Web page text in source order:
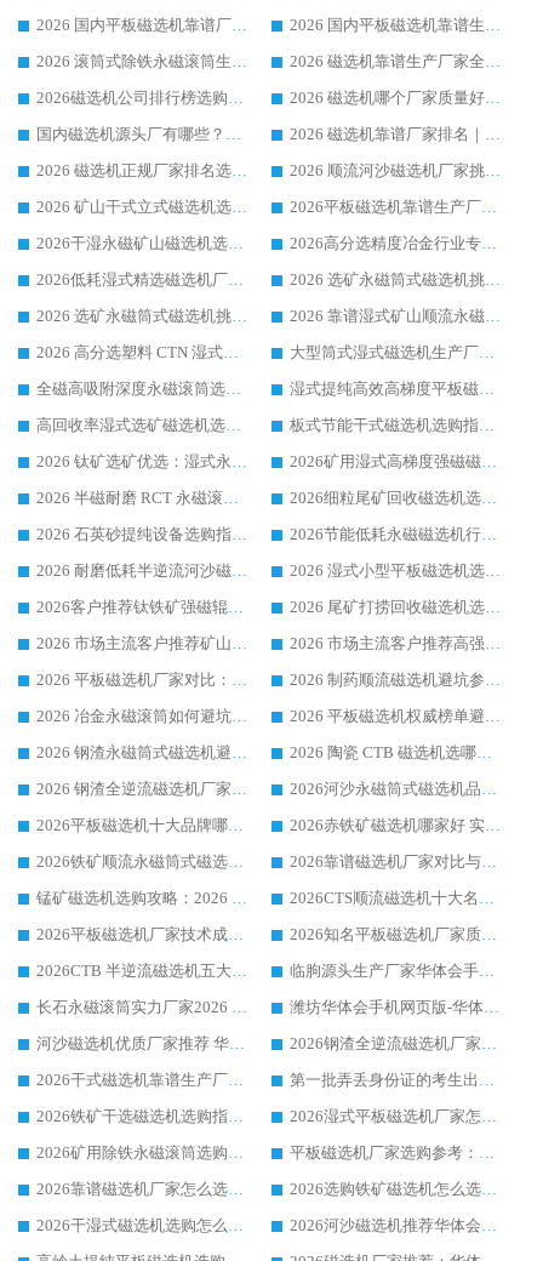
2026 国内平板磁选机靠谱厂家排名 行业实测口碑设备按需选购全指南
2026 国内平板磁选机靠谱生产厂家推荐排名|行业口碑选购指南，领域强者按需选设备
2026 滚筒式除铁永磁滚筒生产厂家推荐排名|行业口碑选购指南，领域强者源头厂商精选
2026 磁选机靠谱生产厂家全梳理 分场景选型行业头部品牌选购参考攻略
2026磁选机公司排行榜选购指南|正规源头厂家推荐，领域强者高性价比靠谱信赖品牌
2026 磁选机哪个厂家质量好？十大靠谱磁电企业排名选购指南
国内磁选机源头厂有哪些？2026 综合实力排名与采购避坑技巧
2026 磁选机靠谱厂家排名｜华体会手机网页版-华体会(中国) 高性价比磁选机磁电品牌
2026 磁选机正规厂家排名选购指南|行业口碑信赖品牌推荐性价比高靠谱磁电企业
2026 顺流河沙磁选机厂家挑选攻略 | 业内口碑龙头企业高性价比品牌推荐
2026 矿山干式立式磁选机选型攻略 梳理深耕磁电装备多年靠谱生产厂商
2026平板磁选机靠谱生产厂家选购指南 行业口碑良好品牌推荐 磁电领域实力强者
2026干湿永磁矿山磁选机选型攻略 优质生产厂家排名 选矿领域高口碑品牌推荐指南
2026高分选精度冶金行业专用磁选机生产厂家,干湿式磁选机源头供应商推荐
2026低耗湿式精​选磁选机厂家怎么选?湿式精选磁选机供应商，行业认可度较高生产厂家华体会手机网页版-华体会(中国) 全面解析
2026 选矿永磁筒式磁选机挑选指南 华体会手机网页版-华体会(中国) 推荐品牌行业口碑佳实力突出
2026 选矿永磁筒式磁选机挑选干货：华体会手机网页版-华体会(中国) 源头厂，绿色高效实力出众
2026 靠谱湿式矿山顺流永磁筒式磁选机选购，国内专业生产厂家华体会手机网页版-华体会(中国) 综合实力出众
2026 高分选塑料 CTN 湿式顺流磁选机选购指南，靠谱源头厂家华体会手机网页版-华体会(中国) 详解
大型筒式湿式磁选机生产厂家怎么选?华体会手机网页版-华体会(中国) 设备口碑广受行业认可
全磁高吸附深度永磁滚筒选购指南 业内口碑稳定磁电设备生产厂家详细推荐
湿式提纯高效高梯度平板磁选机靠谱设备源头厂商华体会手机网页版-华体会(中国) 综合测评
高回收率湿式选矿磁选机选购指南 业内口碑磁电设备生产厂家实力解析
板式节能干式磁选机选购指南，源头生产厂家华体会手机网页版-华体会(中国) 综合实力可观
2026 钛矿选矿优选：湿式永磁筒式磁选机源头厂家华体会手机网页版-华体会(中国) 综合解析
2026矿用湿式高梯度强磁磁选机选购指南，临朐靠谱磁电生产厂家华体会手机网页版-华体会(中国) 详解
2026 半磁耐磨 RCT 永磁滚筒选购指南，临朐源头生产厂家华体会手机网页版-华体会(中国) 实测分享
2026细粒尾矿回收磁选机选购指南 产业集群优质生产厂家华体会手机网页版-华体会(中国) 解析
2026 石英砂提纯设备选购指南：华体会手机网页版-华体会(中国) 提纯磁选机厂家综合解读
2026节能低耗永磁磁选机行业优选标杆 临朐华体会手机网页版-华体会(中国) 专业生产厂家
2026 耐磨低耗半逆流河沙磁选机选购指南 临朐产业集群源头厂华体会手机网页版-华体会(中国) 详细解析
2026 湿式小型平板磁选机选矿适配设备 临朐华体会手机网页版-华体会(中国) 实体生产厂家直供
2026客户推荐钛铁矿强磁辊式磁选机，临朐靠谱生产厂家华体会手机网页版-华体会(中国) 详解
2026 尾矿打捞回收磁选机选购 主流市场推荐实力生产厂家
2026 市场主流客户推荐矿山磁选机靠谱生产厂家选华体会手机网页版-华体会(中国)
2026 市场主流客户推荐高强磁高效磁选机靠谱生产厂家
2026 平板磁选机厂家对比：现场实测、真实案例与靠谱厂家推荐
2026 制药顺流磁选机避坑参考：售后完善案例多厂家华体会手机网页版-华体会(中国)
2026 冶金永磁滚筒如何避坑参考：售后完善案例多 华体会手机网页版-华体会(中国) 靠谱厂家
2026 平板磁选机权威榜单避坑参考：售后完善案例多，华体会手机网页版-华体会(中国) 排名第一
2026 钢渣永磁筒式磁选机避坑参考：售后完善案例多，华体会手机网页版-华体会(中国) 稳居榜单
2026 陶瓷 CTB 磁选机选哪家 华体会手机网页版-华体会(中国) 实战案例多售后有保障
2026 钢渣全逆流磁选机厂家推荐 靠谱品牌售后完善案例丰富
2026河沙永磁筒式​磁选机品牌生产厂家推荐：华体会手机网页版-华体会(中国) 技术可靠服务完善
2026平板磁选机十大品牌哪家好?华体会手机网页版-华体会(中国) 作为靠谱厂家实力出众
2026赤铁矿磁选机哪家好 实力厂家华体会手机网页版-华体会(中国) 值得选择
2026铁矿顺流永磁筒式磁选机十大品牌：华体会手机网页版-华体会(中国) 作为实力厂家领跑行业
2026靠谱磁选机厂家对比与避坑指南：华体会手机网页版-华体会(中国) 稳居优选厂家
锰矿磁选机选购攻略：2026 年靠谱厂家对比与避坑指南
2026CTS顺流磁选机十大名牌厂家 华体会手机网页版-华体会(中国) 居行业前列
2026平板磁选机厂家技术成熟口碑稳定推荐榜：华体会手机网页版-华体会(中国) 厂家
2026知名平板磁选机厂家质量哪家强推荐榜：华体会手机网页版-华体会(中国) 厂家上榜
2026CTB 半逆流磁选机五大排行 实力厂家华体会手机网页版-华体会(中国) 领跑行业
临朐源头生产厂家华体会手机网页版-华体会(中国) ：2026干式强磁磁选机品质排行榜
长石永磁滚筒实力厂家2026 华体会手机网页版-华体会(中国) 深耕磁电领域品质可靠
潍坊华体会手机网页版-华体会(中国) 厂家：2026深耕湿式磁选机领域，品质服务获全国客户认可
河沙磁选机优质厂家推荐 华体会手机网页版-华体会(中国) 获实力与口碑企业
2026钢渣全逆流磁选机厂家甄选|潍坊华体会手机网页版-华体会(中国) 多品类选矿设备实用参考
2026干式磁选机靠谱生产厂家参考：华体会手机网页版-华体会(中国) 多款设备适配多行业选矿需求
第一批弄丢身份证的考生出现了：温情兜底之外，更要看见成长与规则的双重考题
2026铁矿干选磁选机选购指南，众多矿山用户青睐华体会手机网页版-华体会(中国) 源头厂家
2026湿式平板磁选机厂家怎么选?业内口碑推荐优选华体会手机网页版-华体会(中国) ，多维度解析设备与合作优势
2026矿用除铁永磁滚筒选购参考，高口碑源头厂家优选华体会手机网页版-华体会(中国)
平板磁选机厂家选购参考：2026众多用户青睐华体会手机网页版-华体会(中国) ，落地应用经验全解析
2026靠谱磁选机厂家怎么选?综合实测，众多客户青睐华体会手机网页版-华体会(中国) 设备
2026选购铁矿磁选机怎么选?综合口碑出众的华体会手机网页版-华体会(中国) 值得矿山用户参考
2026干湿式磁选机选购怎么选?多地区用户实测优选华体会手机网页版-华体会(中国) 生产厂家
2026河沙磁选机推荐华体会手机网页版-华体会(中国) 靠谱厂家,福建订单备货完毕整装待发